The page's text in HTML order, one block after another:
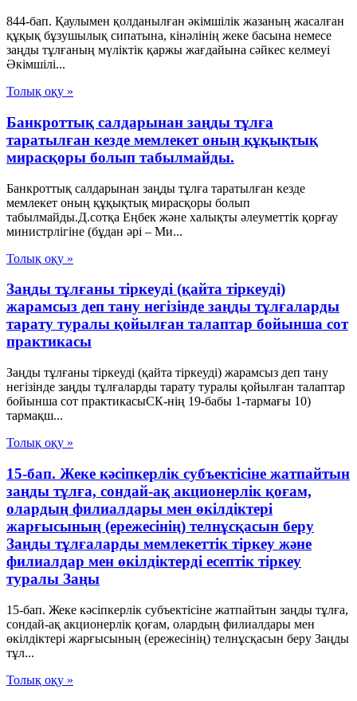
844-бап. Қаулымен қолданылған әкiмшiлiк жазаның жасалған
құқық бұзушылық сипатына, кiнәлiнiң жеке басына немесе
заңды тұлғаның мүлiктiк қаржы жағдайына сәйкес келмеуi
Әкімшілі...
Толық оқу »
Банкроттық салдарынан заңды тұлға
таратылған кезде мемлекет оның құқықтық
мирасқоры болып табылмайды.
Банкроттық салдарынан заңды тұлға таратылған кезде
мемлекет оның құқықтық мирасқоры болып
табылмайды.Д.сотқа Еңбек және халықты әлеуметтік қорғау
министрлігіне (бұдан әрі – Ми...
Толық оқу »
Заңды тұлғаны тіркеуді (қайта тіркеуді)
жарамсыз деп тану негізінде заңды тұлғаларды
тарату туралы қойылған талаптар бойынша сот
практикасы
Заңды тұлғаны тіркеуді (қайта тіркеуді) жарамсыз деп тану
негізінде заңды тұлғаларды тарату туралы қойылған талаптар
бойынша сот практикасыСК-нің 19-бабы 1-тармағы 10)
тармақш...
Толық оқу »
15-бап. Жеке кәсiпкерлiк субъектiсiне жатпайтын
заңды тұлға, сондай-ақ акционерлiк қоғам,
олардың филиалдары мен өкiлдiктерi
жарғысының (ережесiнiң) телнұсқасын беру
Заңды тұлғаларды мемлекеттік тіркеу және
филиалдар мен өкілдіктерді есептік тіркеу
туралы Заңы
15-бап. Жеке кәсiпкерлiк субъектiсiне жатпайтын заңды тұлға,
сондай-ақ акционерлiк қоғам, олардың филиалдары мен
өкiлдiктерi жарғысының (ережесiнiң) телнұсқасын беру Заңды
тұл...
Толық оқу »